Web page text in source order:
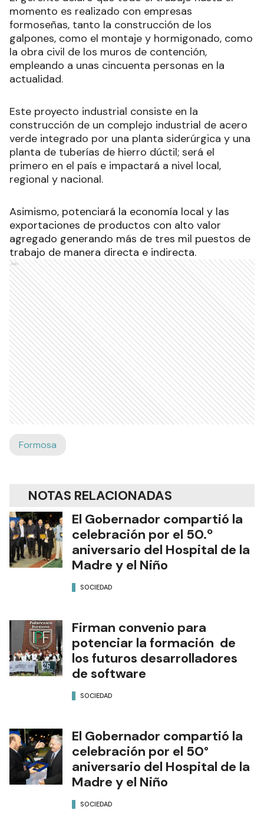
momento es realizado con empresas
formoseñas, tanto la construcción de los
galpones, como el montaje y hormigonado, como
la obra civil de los muros de contención,
empleando a unas cincuenta personas en la
actualidad.
Este proyecto industrial consiste en la
construcción de un complejo industrial de acero
verde integrado por una planta siderúrgica y una
planta de tuberías de hierro dúctil; será el
primero en el país e impactará a nivel local,
regional y nacional.
Asimismo, potenciará la economía local y las
exportaciones de productos con alto valor
agregado generando más de tres mil puestos de
trabajo de manera directa e indirecta.
Ads
Formosa
NOTAS RELACIONADAS
El Gobernador compartió la
celebración por el 50.º
aniversario del Hospital de la
Madre y el Niño
SOCIEDAD
Firman convenio para
potenciar la formación de
los futuros desarrolladores
de software
SOCIEDAD
El Gobernador compartió la
celebración por el 50°
aniversario del Hospital de la
Madre y el Niño
SOCIEDAD